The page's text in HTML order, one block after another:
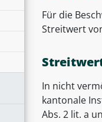
Für die
Streitwert
In nicht
kantonale
Abs. 2 lit. a